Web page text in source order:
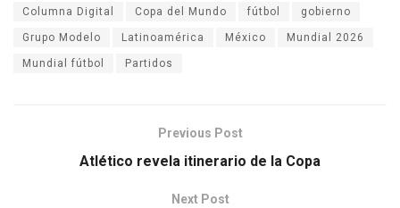
Columna Digital Copa del Mundo fútbol gobierno
Grupo Modelo Latinoamérica México Mundial 2026
Mundial fútbol Partidos
Previous Post
Atlético revela itinerario de la Copa
Next Post